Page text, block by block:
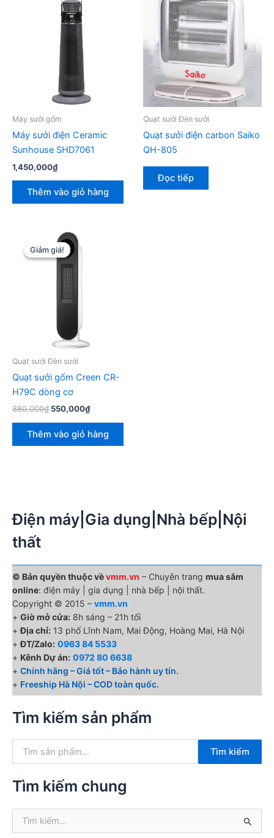
Máy sưởi gốm
Máy sưởi điện Ceramic
Sunhouse SHD7061
1,450,000₫
Thêm vào giỏ hàng
Quạt sưởi Đèn sưởi
Quạt sưởi điện carbon Saiko
QH-805
Đọc tiếp
Giảm giá!
Giảm giá!
Quạt sưởi Đèn sưởi
Quạt sưởi gốm Creen CR-
H79C dòng cơ
880,000₫ Giá
880,000₫.
550,000₫Giá
tại
là:
Thêm vào giỏ hàng
Điện máy|Gia dụng|Nhà bếp|Nội
thất
© Bản quyền thuộc vềvmm.vn – Chuyên trang mua sắm
online: điện máy | gia dụng | nhà bếp | nội thất.
Copyright © 2015 – vmm.vn
+ Giờ mở cửa: 8h sáng – 21h tối
+Địa chỉ: 13 phố Lĩnh Nam, Mai Động, Hoàng Mai, Hà Nội
+ĐT/Zalo: 0963 84 5533
+ Kênh Dự án: 0972 80 6638
+ Chính hãng – Giá tốt – Bảo hành uy tín.
+ Freeship Hà Nội – COD toàn quốc.
Tìm kiếm sản phẩm
k
:
Tìm kiếm
Tìm kiếm chung